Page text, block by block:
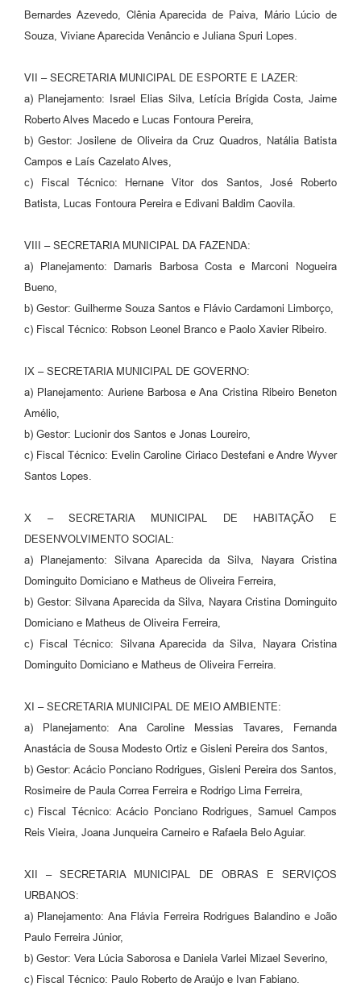
Bernardes Azevedo, Clênia Aparecida de Paiva, Mário Lúcio de
Souza, Viviane Aparecida Venâncio e Juliana Spuri Lopes.
VII – SECRETARIA MUNICIPAL DE ESPORTE E LAZER:
a) Planejamento: Israel Elias Silva, Letícia Brígida Costa, Jaime
Roberto Alves Macedo e Lucas Fontoura Pereira,
b) Gestor: Josilene de Oliveira da Cruz Quadros, Natália Batista
Campos e Laís Cazelato Alves,
c) Fiscal Técnico: Hernane Vitor dos Santos, José Roberto
Batista, Lucas Fontoura Pereira e Edivani Baldim Caovila.
VIII – SECRETARIA MUNICIPAL DA FAZENDA:
a) Planejamento: Damaris Barbosa Costa e Marconi Nogueira
Bueno,
b) Gestor: Guilherme Souza Santos e Flávio Cardamoni Limborço,
c) Fiscal Técnico: Robson Leonel Branco e Paolo Xavier Ribeiro.
IX – SECRETARIA MUNICIPAL DE GOVERNO:
a) Planejamento: Auriene Barbosa e Ana Cristina Ribeiro Beneton
Amélio,
b) Gestor: Lucionir dos Santos e Jonas Loureiro,
c) Fiscal Técnico: Evelin Caroline Ciriaco Destefani e Andre Wyver
Santos Lopes.
X – SECRETARIA MUNICIPAL DE HABITAÇÃO E
DESENVOLVIMENTO SOCIAL:
a) Planejamento: Silvana Aparecida da Silva, Nayara Cristina
Dominguito Domiciano e Matheus de Oliveira Ferreira,
b) Gestor: Silvana Aparecida da Silva, Nayara Cristina Dominguito
Domiciano e Matheus de Oliveira Ferreira,
c) Fiscal Técnico: Silvana Aparecida da Silva, Nayara Cristina
Dominguito Domiciano e Matheus de Oliveira Ferreira.
XI – SECRETARIA MUNICIPAL DE MEIO AMBIENTE:
a) Planejamento: Ana Caroline Messias Tavares, Fernanda
Anastácia de Sousa Modesto Ortiz e Gisleni Pereira dos Santos,
b) Gestor: Acácio Ponciano Rodrigues, Gisleni Pereira dos Santos,
Rosimeire de Paula Correa Ferreira e Rodrigo Lima Ferreira,
c) Fiscal Técnico: Acácio Ponciano Rodrigues, Samuel Campos
Reis Vieira, Joana Junqueira Carneiro e Rafaela Belo Aguiar.
XII – SECRETARIA MUNICIPAL DE OBRAS E SERVIÇOS
URBANOS:
a) Planejamento: Ana Flávia Ferreira Rodrigues Balandino e João
Paulo Ferreira Júnior,
b) Gestor: Vera Lúcia Saborosa e Daniela Varlei Mizael Severino,
c) Fiscal Técnico: Paulo Roberto de Araújo e Ivan Fabiano.